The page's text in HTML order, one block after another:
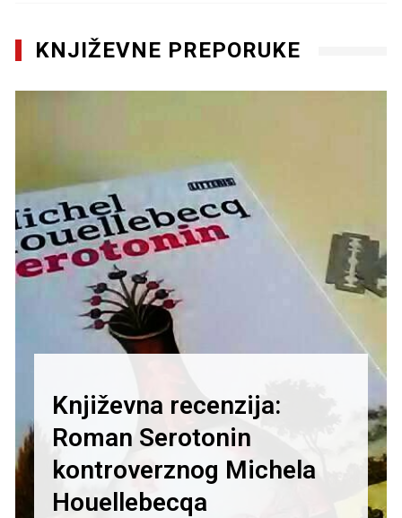
KNJIŽEVNE PREPORUKE
Književna recenzija:
Roman Serotonin
kontroverznog Michela
Houellebecqa